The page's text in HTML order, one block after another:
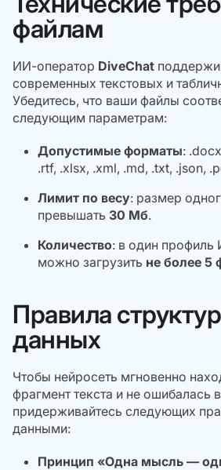
файлам
ИИ-оператор DiveChat
современных текстовых и
Убедитесь, что ваши файлы
следующим параметрам:
Допустимые форматы:
.rtf, .xlsx, .xml, .md, .txt, .json,
Лимит по весу: размер
превышать 30 Мб.
Количество: в один профиль
можно загрузить не более 5
Правила
данных
Чтобы нейросеть мгновенно
фрагмент текста и не ошибалась
придерживайтесь следующих
данными:
Принцип «Одна мысль —